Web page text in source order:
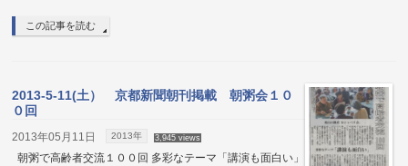
この記事を読む
2013-5-11(土） 京都新聞朝刊掲載 朝粥会１０
０回
2013年05月11日 2013年 3,945 views
朝粥で高齢者交流１００回 多彩なテーマ「講演も面白い」